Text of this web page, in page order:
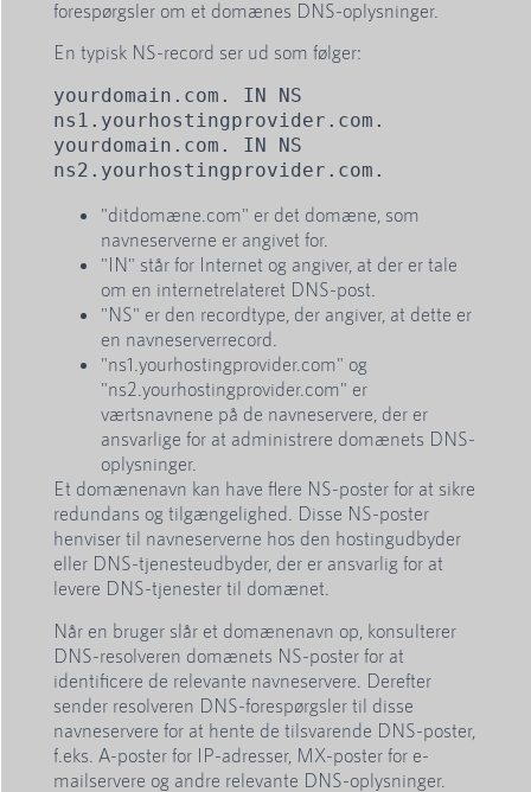
forespørgsler om et domænes DNS-oplysninger.
En typisk NS-record ser ud som følger:
yourdomain.com. IN NS
ns1.yourhostingprovider.com.
yourdomain.com. IN NS
ns2.yourhostingprovider.com.
"ditdomæne.com" er det domæne, som
navneserverne er angivet for.
"IN" står for Internet og angiver, at der er tale
om en internetrelateret DNS-post.
"NS" er den recordtype, der angiver, at dette er
en navneserverrecord.
"ns1.yourhostingprovider.com" og
"ns2.yourhostingprovider.com" er
værtsnavnene på de navneservere, der er
ansvarlige for at administrere domænets DNS-
oplysninger.
Et domænenavn kan have flere NS-poster for at sikre
redundans og tilgængelighed. Disse NS-poster
henviser til navneserverne hos den hostingudbyder
eller DNS-tjenesteudbyder, der er ansvarlig for at
levere DNS-tjenester til domænet.
Når en bruger slår et domænenavn op, konsulterer
DNS-resolveren domænets NS-poster for at
identificere de relevante navneservere. Derefter
sender resolveren DNS-forespørgsler til disse
navneservere for at hente de tilsvarende DNS-poster,
f.eks. A-poster for IP-adresser, MX-poster for e-
mailservere og andre relevante DNS-oplysninger.